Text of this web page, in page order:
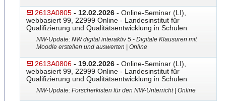
2613A0805 - 12.02.2026 - Online-Seminar (LI),
webbasiert 99, 22999 Online - Landesinstitut für
Qualifizierung und Qualitätsentwicklung in Schulen
NW-Update: NW digital interaktiv 5 - Digitale Klausuren mit
Moodle erstellen und auswerten | Online
2613A0806 - 19.02.2026 - Online-Seminar (LI),
webbasiert 99, 22999 Online - Landesinstitut für
Qualifizierung und Qualitätsentwicklung in Schulen
NW-Update: Forscherkisten für den NW-Unterricht | Online